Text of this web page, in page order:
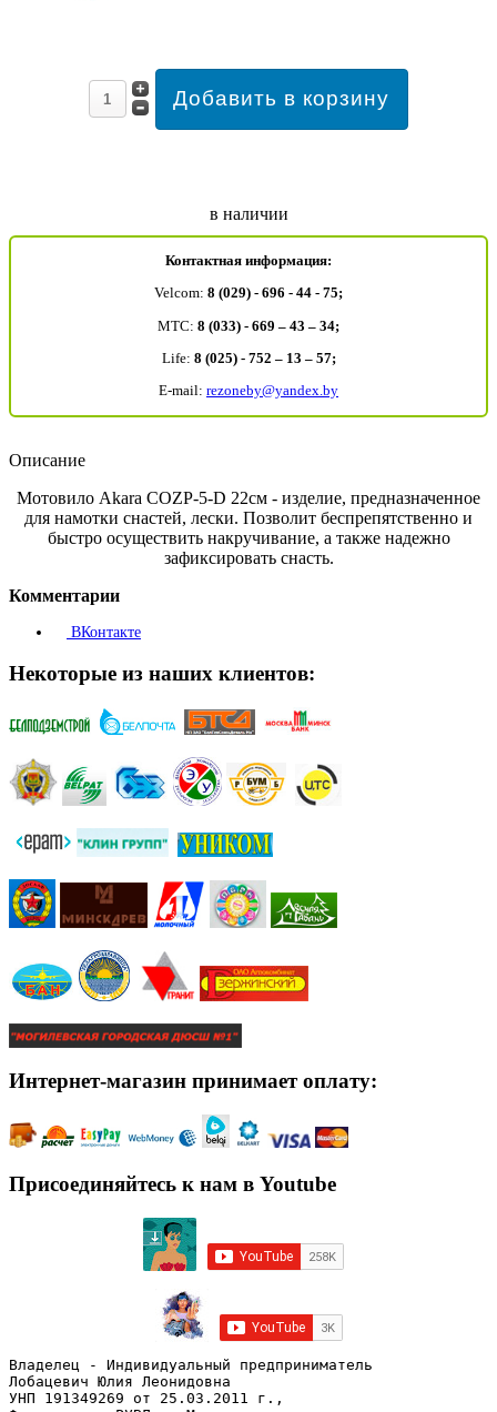
в наличии
Контактная информация:
Velcom: 8 (029) - 696 - 44 - 75;
MTC: 8 (033) - 669 – 43 – 34;
Life: 8 (025) - 752 – 13 – 57;
E-mail: rezoneby@yandex.by
Описание
Мотовило Akara COZP-5-D 22см - изделие, предназначенное
для намотки снастей, лески. Позволит беспрепятственно и
быстро осуществить накручивание, а также надежно
зафиксировать снасть.
Комментарии
ВКонтакте
Некоторые из наших клиентов:
Интернет-магазин принимает оплату:
Присоединяйтесь к нам в Youtube
Владелец - Индивидуальный предприниматель
Лобацевич Юлия Леонидовна
УНП 191349269 от 25.03.2011 г.,